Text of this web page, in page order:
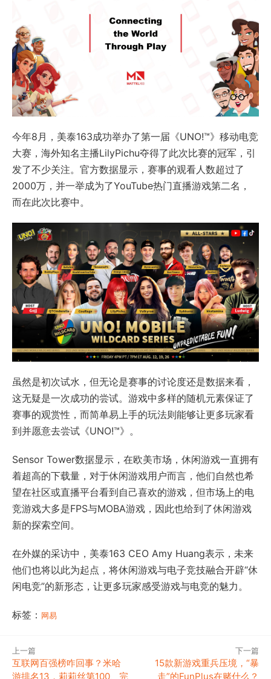
今年8月，美泰163成功举办了第一届《UNO!™》移动电竞
大赛，海外知名主播LilyPichu夺得了此次比赛的冠军，引
发了不少关注。官方数据显示，赛事的观看人数超过了
2000万，并一举成为了YouTube热门直播游戏第二名，
而在此次比赛中。
虽然是初次试水，但无论是赛事的讨论度还是数据来看，
这无疑是一次成功的尝试。游戏中多样的随机元素保证了
赛事的观赏性，而简单易上手的玩法则能够让更多玩家看
到并愿意去尝试《UNO!™》。
Sensor Tower数据显示，在欧美市场，休闲游戏一直拥有
着超高的下载量，对于休闲游戏用户而言，他们自然也希
望在社区或直播平台看到自己喜欢的游戏，但市场上的电
竞游戏大多是FPS与MOBA游戏，因此也给到了休闲游戏
新的探索空间。
在外媒的采访中，美泰163 CEO Amy Huang表示，未来
他们也将以此为起点，将休闲游戏与电子竞技融合开辟“休
闲电竞”的新形态，让更多玩家感受游戏与电竞的魅力。
标签： 网易
上一篇
互联网百强榜咋回事？米哈
游排名13，莉莉丝第100、完
下一篇
15款新游戏重兵压境，“暴
走”的FunPlus在赌什么？